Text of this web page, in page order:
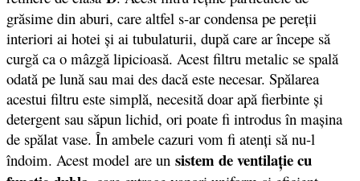
grăsime din aburi, care altfel s-ar condensa pe pereţii
interiori ai hotei şi ai tubulaturii, după care ar începe să
curgă ca o mâzgă lipicioasă. Acest filtru metalic se spală
odată pe lună sau mai des dacă este necesar. Spălarea
acestui filtru este simplă, necesită doar apă fierbinte şi
detergent sau săpun lichid, ori poate fi introdus în maşina
de spălat vase. În ambele cazuri vom fi atenţi să nu-l
îndoim. Acest model are un sistem de ventilaţie cu